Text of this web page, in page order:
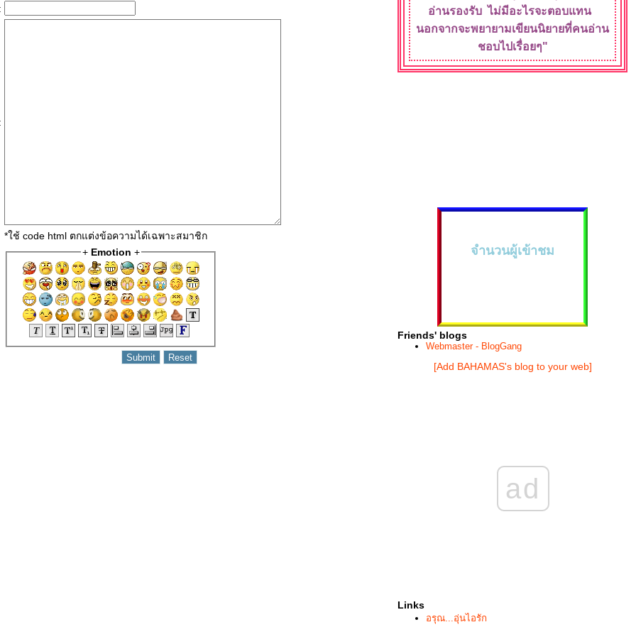
*ใช้ code html ตกแต่งข้อความได้เฉพาะสมาชิก
+ Emotion +
อ่านรองรับไม่มีอะไรจะตอบแทน
นอกจากจะพยายามเขียนนิยายที่คนอ่าน
ชอบไปเรื่อยๆ"
จำนวนผู้เข้าชม
Friends' blogs
Webmaster - BlogGang
[Add BAHAMAS's blog to your web]
ad
Links
อรุณ...อุ่นไอรัก